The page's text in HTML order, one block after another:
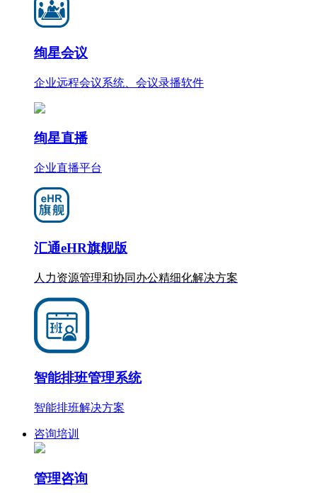
绚星会议
企业远程会议系统、会议录播软件
绚星直播
企业直播平台
汇通eHR旗舰版
人力资源管理和协同办公精细化解决方案
智能排班管理系统
智能排班解决方案
咨询培训
管理咨询